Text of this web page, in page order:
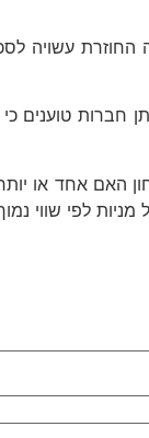
החוזרת עשויה
חברות
אחד או יותר
לפי שווי